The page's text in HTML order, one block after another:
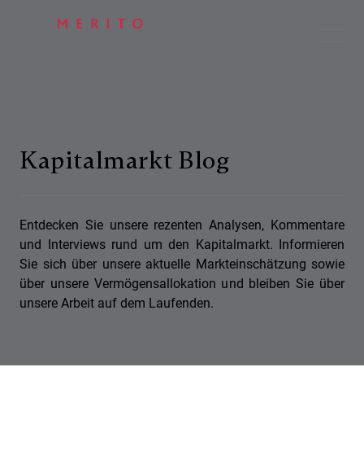
Kapitalmarkt Blog
Entdecken Sie unsere rezenten Analysen, Kommentare
und Interviews rund um den Kapitalmarkt. Informieren
Sie sich über unsere aktuelle Markteinschätzung sowie
über unsere Vermögensallokation und bleiben Sie über
unsere Arbeit auf dem Laufenden.